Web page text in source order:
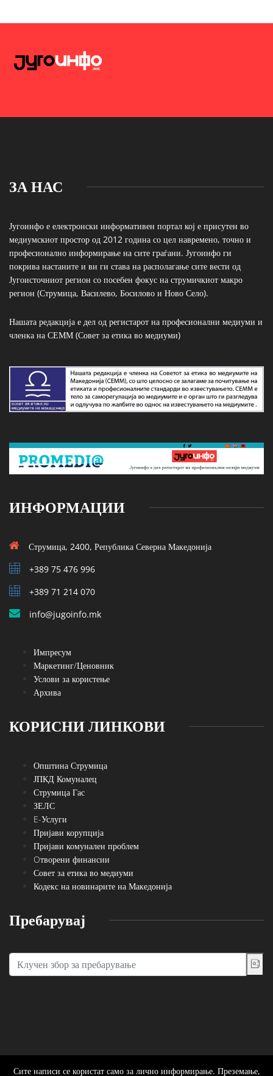
ЗА НАС
Југоинфо е електронски информативен портал кој е присутен во
медиумскиот простор од 2012 година со цел навремено, точно и
професионално информирање на сите граѓани. Југоинфо ги
покрива настаните и ви ги става на располагање сите вести од
Југоисточниот регион со посебен фокус на струмичкиот макро
регион (Струмица, Василево, Босилово и Ново Село).
Нашата редакција е дел од регистарот на професионални медиуми и
членка на СЕММ (Совет за етика во медиуми)
ИНФОРМАЦИИ
Струмица, 2400, Република Северна Македонија
+389 75 476 996
+389 71 214 070
info@jugoinfo.mk
Импресум
Маркетинг/Ценовник
Услови за користење
Архива
КОРИСНИ ЛИНКОВИ
Општина Струмица
ЈПКД Комуналец
Струмица Гас
ЗЕЛС
E-Услуги
Пријави корупција
Пријави комунален проблем
Oтворени финансии
Совет за етика во медиуми
Кодекс на новинарите на Македонија
Пребарувај
Сите написи се користат само за лично информирање. Преземање,